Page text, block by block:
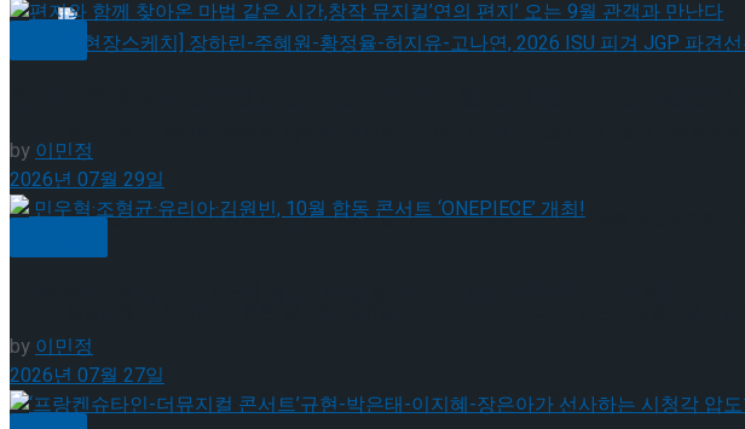
[현장스케치] 장하린-주혜원-황정율-허지유-고나연, 2026 ISU 피겨 JGP 파견선수 선발전
[현장스케치] 이규리-전효은-김지유-박하영, 2026 ISU 피겨 JGP 파견선수 선발전 프리 스
[현장스케치] 김민송-문지원-정수빈-이효원-최진아, 2026 ISU 피겨 JGP 파견선수 선발전
by 이민정
2026년 07월 29일
by이민정
2026년 07월 27일